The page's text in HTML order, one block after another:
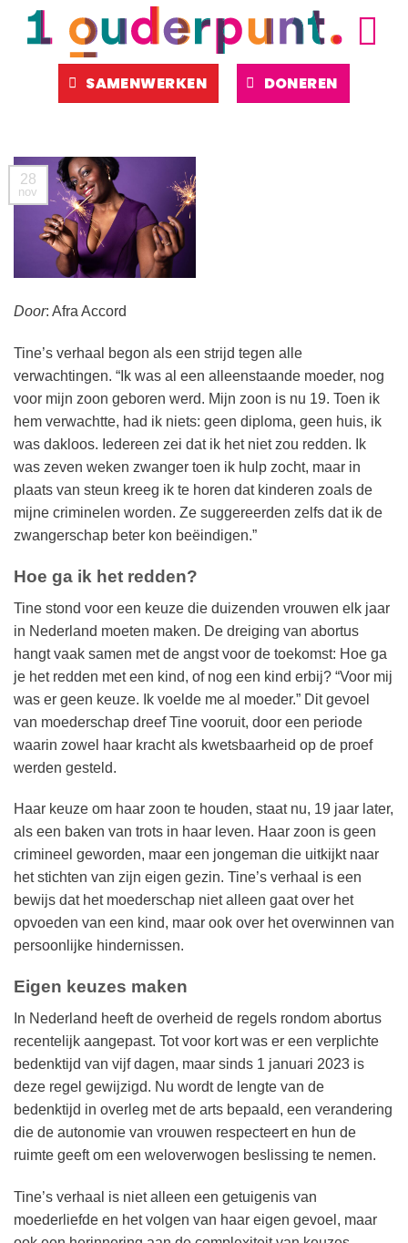
naar
SAMENWERKEN DONEREN
28
nov
Door: Afra Accord
Tine’s verhaal begon als een strijd tegen alle
verwachtingen. “Ik was al een alleenstaande moeder, nog
voor mijn zoon geboren werd. Mijn zoon is nu 19. Toen ik
hem verwachtte, had ik niets: geen diploma, geen huis, ik
was dakloos. Iedereen zei dat ik het niet zou redden. Ik
was zeven weken zwanger toen ik hulp zocht, maar in
plaats van steun kreeg ik te horen dat kinderen zoals de
mijne criminelen worden. Ze suggereerden zelfs dat ik de
zwangerschap beter kon beëindigen.”
Hoe ga ik het redden?
Tine stond voor een keuze die duizenden vrouwen elk jaar
in Nederland moeten maken. De dreiging van abortus
hangt vaak samen met de angst voor de toekomst: Hoe ga
je het redden met een kind, of nog een kind erbij? “Voor mij
was er geen keuze. Ik voelde me al moeder.” Dit gevoel
van moederschap dreef Tine vooruit, door een periode
waarin zowel haar kracht als kwetsbaarheid op de proef
werden gesteld.
Haar keuze om haar zoon te houden, staat nu, 19 jaar later,
als een baken van trots in haar leven. Haar zoon is geen
crimineel geworden, maar een jongeman die uitkijkt naar
het stichten van zijn eigen gezin. Tine’s verhaal is een
bewijs dat het moederschap niet alleen gaat over het
opvoeden van een kind, maar ook over het overwinnen van
persoonlijke hindernissen.
Eigen keuzes maken
In Nederland heeft de overheid de regels rondom abortus
recentelijk aangepast. Tot voor kort was er een verplichte
bedenktijd van vijf dagen, maar sinds 1 januari 2023 is
deze regel gewijzigd. Nu wordt de lengte van de
bedenktijd in overleg met de arts bepaald, een verandering
die de autonomie van vrouwen respecteert en hun de
ruimte geeft om een weloverwogen beslissing te nemen.
Tine’s verhaal is niet alleen een getuigenis van
moederliefde en het volgen van haar eigen gevoel, maar